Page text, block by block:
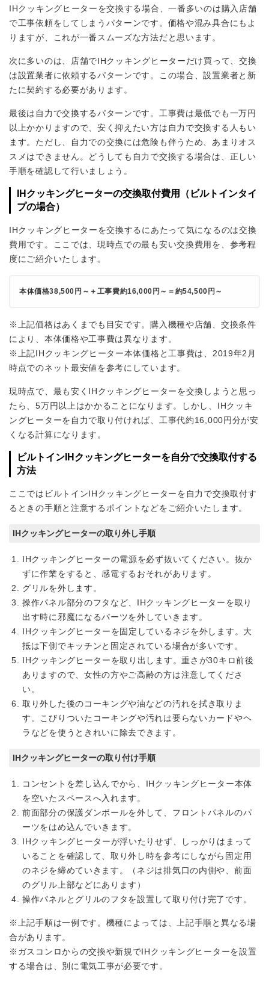
IHクッキングヒーターを交換する場合、一番多いのは購入店舗
で工事依頼をしてしまうパターンです。価格や混み具合にもよ
りますが、これが一番スムーズな方法だと思います。
次に多いのは、店舗でIHクッキングヒーターだけ買って、交換
は設置業者に依頼するパターンです。この場合、設置業者と新
たに契約する必要があります。
最後は自力で交換するパターンです。工事費は最低でも一万円
以上かかりますので、安く抑えたい方は自力で交換する人もい
ます。ただし、自力での交換には危険も伴うため、あまりオス
スメはできません。どうしても自力で交換する場合は、正しい
手順を確認して行いましょう。
IHクッキングヒーターの交換取付費用（ビルトインタイ
プの場合）
IHクッキングヒーターを交換するにあたって気になるのは交換
費用です。ここでは、現時点での最も安い交換費用を、参考程
度にご紹介いたします。
本体価格38,500円～＋工事費約16,000円～＝約54,500円～
※上記価格はあくまでも目安です。購入機種や店舗、交換条件
により、本体価格や工事費は異なります。
※上記IHクッキングヒーター本体価格と工事費は、2019年2月
時点でのネット最安値を参考にしています。
現時点で、最も安くIHクッキングヒーターを交換しようと思っ
たら、5万円以上はかかることになります。しかし、IHクッキ
ングヒーターを自力で取り付ければ、工事代約16,000円分が安
くなる計算になります。
ビルトインIHクッキングヒーターを自分で交換取付する
方法
ここではビルトインIHクッキングヒーターを自力で交換取付す
るときの手順と注意するポイントなどをご紹介いたします。
IHクッキングヒーターの取り外し手順
IHクッキングヒーターの電源を必ず抜いてください。抜か
ずに作業をすると、感電するおそれがあります。
グリルを外します。
操作パネル部分のフタなど、IHクッキングヒーターを取り
出す時に邪魔になるパーツを外していきます。
IHクッキングヒーターを固定しているネジを外します。大
抵は下側でキッチンと固定されている場合が多いです。
IHクッキングヒーターを取り出します。重さが30キロ前後
ありますので、女性の方やご高齢の方は注意してくださ
い。
取り外した後のコーキングや油などの汚れを拭き取りま
す。こびりついたコーキングや汚れは要らないカードやヘ
ラなどを使うときれいに除去できます。
IHクッキングヒーターの取り付け手順
コンセントを差し込んでから、IHクッキングヒーター本体
を空いたスペースへ入れます。
前面部分の保護ダンボールを外して、フロントパネルのパ
ーツをはめ込んでいきます。
IHクッキングヒーターが浮いたりせず、しっかりはまって
いることを確認して、取り外し時を参考にしながら固定用
のネジを締めていきます。（ネジは排気口の内側や、前面
のグリル上部などにあります）
操作パネルとグリルのフタを設置して取り付け完了です。
※上記手順は一例です。機種によっては、上記手順と異なる場
合があります。
※ガスコンロからの交換や新規でIHクッキングヒーターを設置
する場合は、別に電気工事が必要です。